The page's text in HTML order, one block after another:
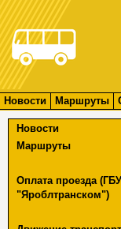
Новости Маршруты
Новости
Маршруты
Оплата проезда
"Яроблтранском")